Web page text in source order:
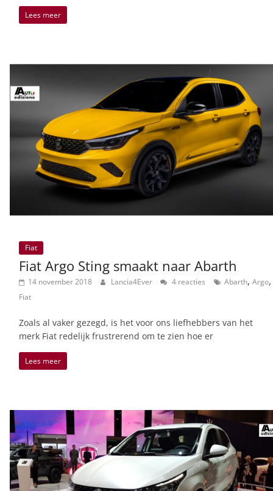
Lees meer
Fiat
Fiat Argo Sting smaakt naar Abarth
14 november 2018 Lancia4Ever 4 reacties Abarth, Argo,
Fiat
Zoals al vaker gezegd, is het voor ons liefhebbers van het
merk Fiat redelijk frustrerend om te zien hoe er
Lees meer